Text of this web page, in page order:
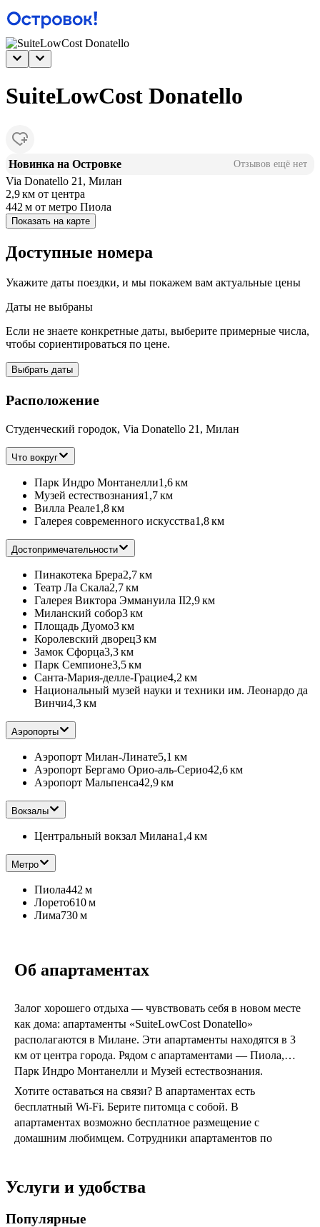
SuiteLowCost Donatello
Новинка на Островке Отзывов ещё нет
Via Donatello 21, Милан
2,9 км от центра
442 м от метро Пиола
Показать на карте
Доступные номера
Укажите даты поездки, и мы покажем вам актуальные цены
Даты не выбраны
Если не знаете конкретные даты, выберите примерные числа,
чтобы сориентироваться по цене.
Выбрать даты
Расположение
Студенческий городок, Via Donatello 21, Милан
Что вокруг
Парк Индро Монтанелли1,6 км
Музей естествознания1,7 км
Вилла Реале1,8 км
Галерея современного искусства1,8 км
Достопримечательности
Пинакотека Брера2,7 км
Театр Ла Скала2,7 км
Галерея Виктора Эммануила II2,9 км
Миланский собор3 км
Площадь Дуомо3 км
Королевский дворец3 км
Замок Сфорца3,3 км
Парк Семпионе3,5 км
Санта-Мария-делле-Грацие4,2 км
Национальный музей науки и техники им. Леонардо да
Винчи4,3 км
Аэропорты
Аэропорт Милан-Линате5,1 км
Аэропорт Бергамо Орио-аль-Серио42,6 км
Аэропорт Мальпенса42,9 км
Вокзалы
Центральный вокзал Милана1,4 км
Метро
Пиола442 м
Лорето610 м
Лима730 м
Об апартаментах
Залог хорошего отдыха — чувствовать себя в новом месте
как дома: апартаменты «SuiteLowCost Donatello»
располагаются в Милане. Эти апартаменты находятся в 3
км от центра города. Рядом с апартаментами — Пиола,
Парк Индро Монтанелли и Музей естествознания.
Хотите оставаться на связи? В апартаментах есть
бесплатный Wi-Fi. Берите питомца с собой. В
апартаментах возможно бесплатное размещение с
домашним любимцем. Сотрудники апартаментов по
Сотрудники апартаментов поддержат беседу на
английском и итальянском.
Услуги и удобства
Популярные